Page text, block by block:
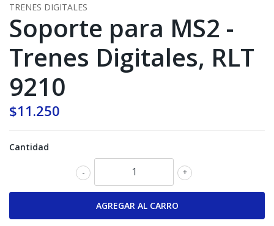
TRENES DIGITALES
Soporte para MS2 -
Trenes Digitales, RLT
9210
$11.250
Cantidad
+
-